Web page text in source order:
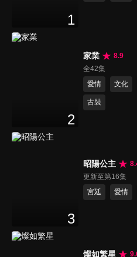
1
2
家業
8.9
全42集
愛情
文化
古裝
3
昭陽公主
更新至第16集
宮廷
愛情
燦如繁星